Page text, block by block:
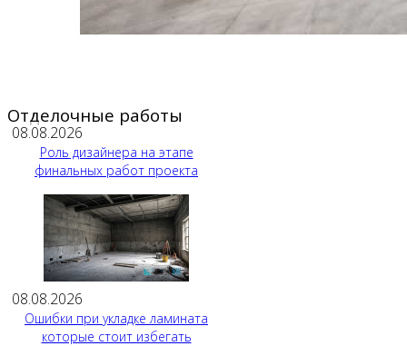
Отделочные работы
08.08.2026
Роль дизайнера на этапе
финальных работ проекта
08.08.2026
Ошибки при укладке ламината
которые стоит избегать